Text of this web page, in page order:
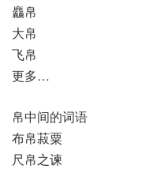
麤帛
大帛
飞帛
更多…
帛中间的词语
布帛菽粟
尺帛之谏